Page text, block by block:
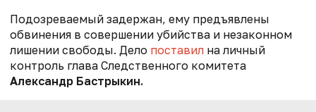
Подозреваемый задержан, ему предъявлены
обвинения в совершении убийства и незаконном
лишении свободы. Дело поставил на личный
контроль глава Следственного комитета
Александр Бастрыкин.